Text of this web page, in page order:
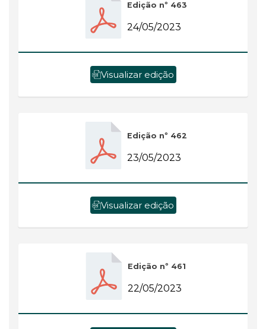
Edição nº 463
24/05/2023
Visualizar edição
Edição nº 462
23/05/2023
Visualizar edição
Edição nº 461
22/05/2023